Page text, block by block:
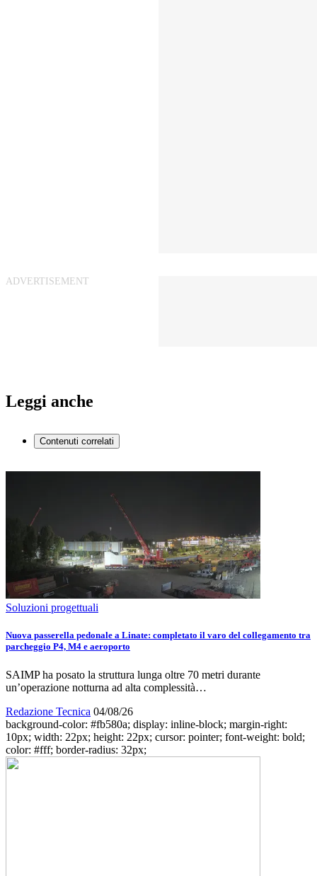
Leggi anche
Contenuti correlati
Soluzioni progettuali
Nuova passerella pedonale a Linate: completato il varo del collegamento tra
parcheggio P4, M4 e aeroporto
SAIMP ha posato la struttura lunga oltre 70 metri durante
un’operazione notturna ad alta complessità…
Redazione Tecnica 04/08/26
background-color: #fb580a; display: inline-block; margin-right:
10px; width: 22px; height: 22px; cursor: pointer; font-weight: bold;
color: #fff; border-radius: 32px;